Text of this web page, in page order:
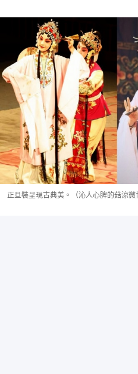
正旦裝呈現古典美。（沁人心脾的菇涼微